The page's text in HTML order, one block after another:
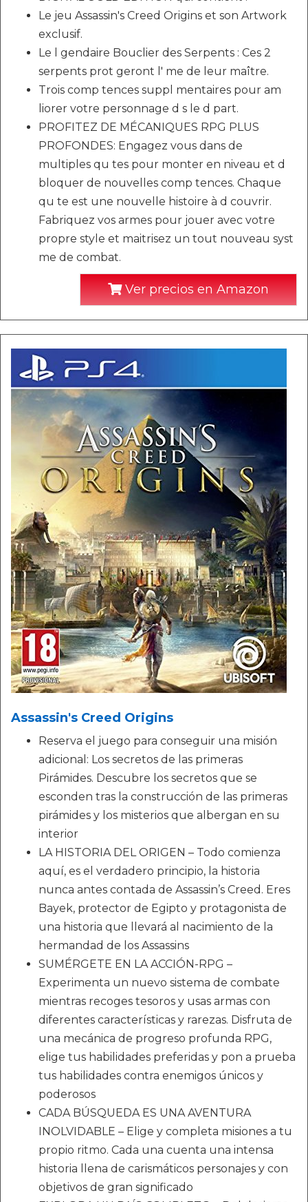
Le jeu Assassin's Creed Origins et son Artwork
exclusif.
Le l gendaire Bouclier des Serpents : Ces 2
serpents prot geront l' me de leur maître.
Trois comp tences suppl mentaires pour am
liorer votre personnage d s le d part.
PROFITEZ DE MÉCANIQUES RPG PLUS
PROFONDES: Engagez vous dans de
multiples qu tes pour monter en niveau et d
bloquer de nouvelles comp tences. Chaque
qu te est une nouvelle histoire à d couvrir.
Fabriquez vos armes pour jouer avec votre
propre style et maitrisez un tout nouveau syst
me de combat.
Ver precios en Amazon
Assassin's Creed Origins
Reserva el juego para conseguir una misión
adicional: Los secretos de las primeras
Pirámides. Descubre los secretos que se
esconden tras la construcción de las primeras
pirámides y los misterios que albergan en su
interior
LA HISTORIA DEL ORIGEN – Todo comienza
aquí, es el verdadero principio, la historia
nunca antes contada de Assassin’s Creed. Eres
Bayek, protector de Egipto y protagonista de
una historia que llevará al nacimiento de la
hermandad de los Assassins
SUMÉRGETE EN LA ACCIÓN-RPG –
Experimenta un nuevo sistema de combate
mientras recoges tesoros y usas armas con
diferentes características y rarezas. Disfruta de
una mecánica de progreso profunda RPG,
elige tus habilidades preferidas y pon a prueba
tus habilidades contra enemigos únicos y
poderosos
CADA BÚSQUEDA ES UNA AVENTURA
INOLVIDABLE – Elige y completa misiones a tu
propio ritmo. Cada una cuenta una intensa
historia llena de carismáticos personajes y con
objetivos de gran significado